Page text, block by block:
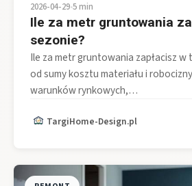
2026-04-29•5 min
Ile za metr gruntowania
sezonie?
Ile za metr gruntowania zapłacisz w
od sumy kosztu materiału i
warunków rynkowych,…
TargiHome-Design.pl